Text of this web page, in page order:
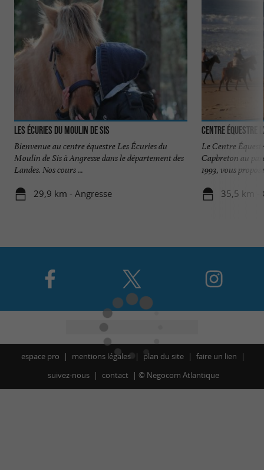
Les Écuries du Moulin de Sis
Bienvenue au centre équestre Les Écuries du
Moulin de Sis à Angresse dans le département des
Landes. Nos cours ...
29,9 km - Angresse
Centre Équestre
Le Centre
Capbreton au
1993, vous
35,5 km -
espace pro mentions légales plan du site
faire un lien
suivez-nous
contact © Negocom Atlantique